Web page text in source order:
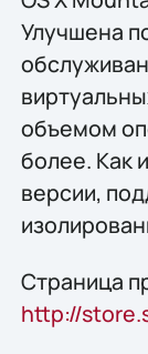
Улучшена
объемом
более. Как
версии,
Страница
http://